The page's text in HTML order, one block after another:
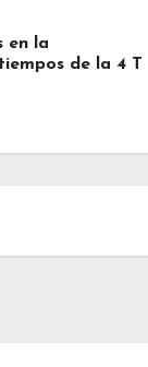
en la
de la 4 T